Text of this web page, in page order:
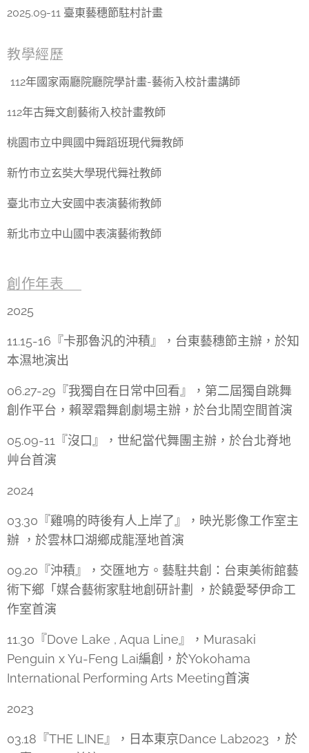
2025.09-11 臺東藝穗節駐村計畫
教學經歷
112年國家兩廳院廳院學計畫-藝術入校計畫講師
112年古舞文創藝術入校計畫教師
桃園市立中興國中舞蹈班現代舞教師
新竹市立玄奘大學現代舞社教師
臺北市立大安國中表演藝術教師
新北市立中山國中表演藝術教師
創作年表🎬
2025
11.15-16『卡那魯汎的沖積』，台東藝穗節主辦，於知
本濕地演出
06.27-29『我獨自在日常中回看』，第二屆獨自跳舞
創作平台，賴翠霜舞創劇場主辦，於台北鬧空間首演
05.09-11『沒口』，世紀當代舞團主辦，於台北脊地
艸台首演
2024
03.30『雞鳴的時後有人上岸了』，映光影像工作室主
辦 ，於雲林口湖鄉成龍溼地首演
09.20『沖積』，交匯地方。藝駐共創：台東美術館藝
術下鄉「媒合藝術家駐地創研計劃 ，於饒愛琴伊命工
作室首演
11.30『Dove Lake , Aqua Line』，Murasaki
Penguin x Yu-Feng Lai編創，於Yokohama
International Performing Arts Meeting首演
2023
03.18『THE LINE』，日本東京Dance Lab2023 ，於